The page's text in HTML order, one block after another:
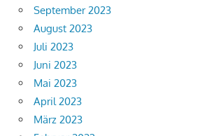
September 2023
August 2023
Juli 2023
Juni 2023
Mai 2023
April 2023
März 2023